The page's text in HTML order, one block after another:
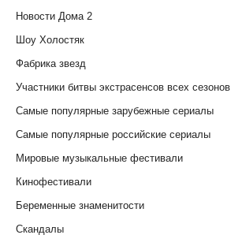
Новости Дома 2
Шоу Холостяк
Фабрика звезд
Участники битвы экстрасенсов всех сезонов
Самые популярные зарубежные сериалы
Самые популярные российские сериалы
Мировые музыкальные фестивали
Кинофестивали
Беременные знаменитости
Скандалы